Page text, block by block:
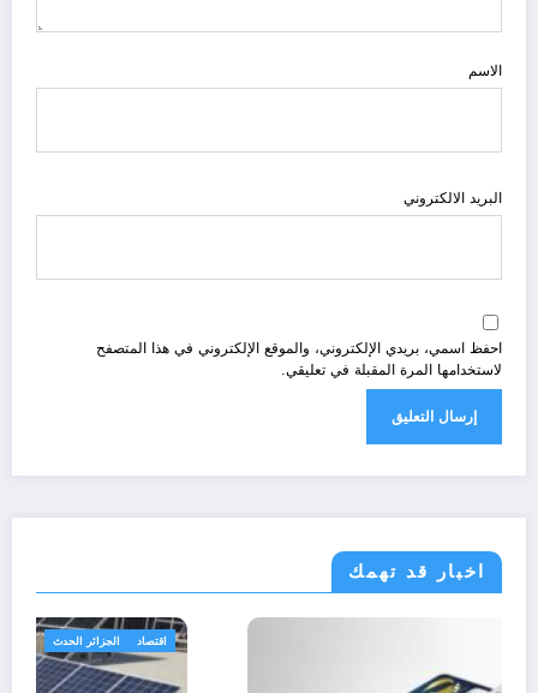
الاسم
البريد الالكتروني
احفظ اسمي، بريدي الإلكتروني، والموقع الإلكتروني في هذا المتصفح
لاستخدامها المرة المقبلة في تعليقي.
اخبار قد تهمك